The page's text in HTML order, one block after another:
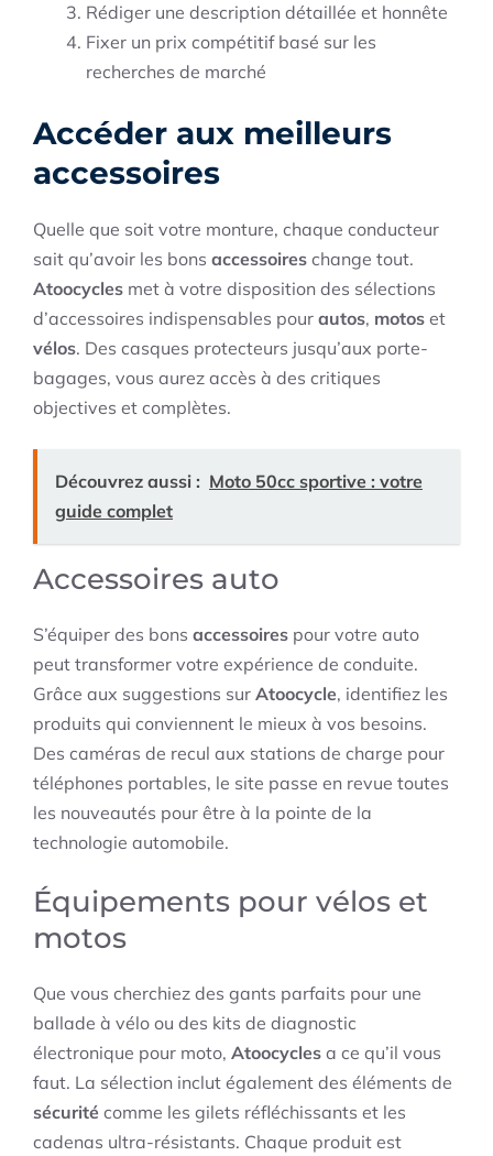
Rédiger une description détaillée et honnête
Fixer un prix compétitif basé sur les
recherches de marché
Accéder aux meilleurs
accessoires
Quelle que soit votre monture, chaque conducteur
sait qu’avoir les bons accessoires change tout.
Atoocycles met à votre disposition des sélections
d’accessoires indispensables pour autos, motos et
vélos. Des casques protecteurs jusqu’aux porte-
bagages, vous aurez accès à des critiques
objectives et complètes.
Découvrez aussi : Moto 50cc sportive : votre
guide complet
Accessoires auto
S’équiper des bons accessoires pour votre auto
peut transformer votre expérience de conduite.
Grâce aux suggestions sur Atoocycle, identifiez les
produits qui conviennent le mieux à vos besoins.
Des caméras de recul aux stations de charge pour
téléphones portables, le site passe en revue toutes
les nouveautés pour être à la pointe de la
technologie automobile.
Équipements pour vélos et
motos
Que vous cherchiez des gants parfaits pour une
ballade à vélo ou des kits de diagnostic
électronique pour moto, Atoocycles a ce qu’il vous
faut. La sélection inclut également des éléments de
sécurité comme les gilets réfléchissants et les
cadenas ultra-résistants. Chaque produit est